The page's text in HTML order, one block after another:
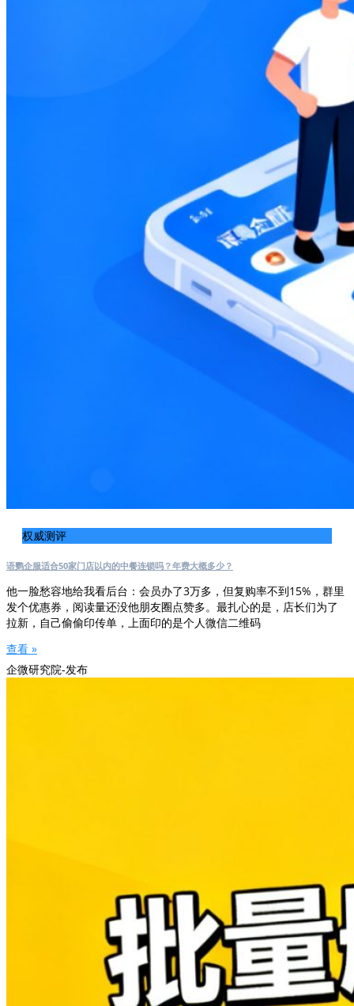
权威测评
语鹦企服适合50家门店以内的中餐连锁吗？年费大概多少？
他一脸愁容地给我看后台：会员办了3万多，但复购率不到15%，群里
发个优惠券，阅读量还没他朋友圈点赞多。最扎心的是，店长们为了
拉新，自己偷偷印传单，上面印的是个人微信二维码
查看 »
企微研究院-发布